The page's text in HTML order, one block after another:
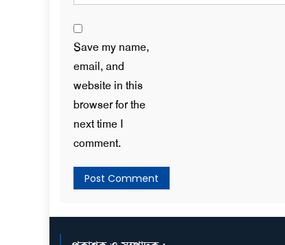
Save my name,
email, and
website in this
browser for the
next time I
comment.